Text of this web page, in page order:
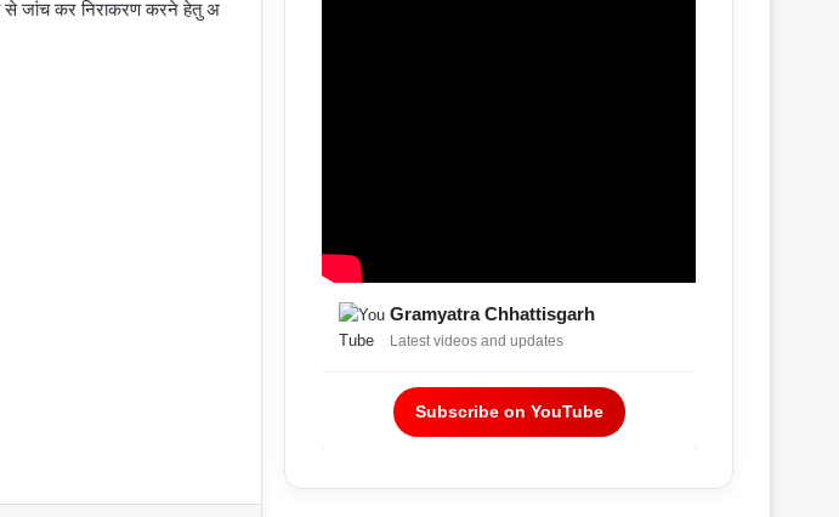
से जांच कर निराकरण करने हेतु अ
Gramyatra Chhattisgarh
Latest videos and updates
Subscribe on YouTube